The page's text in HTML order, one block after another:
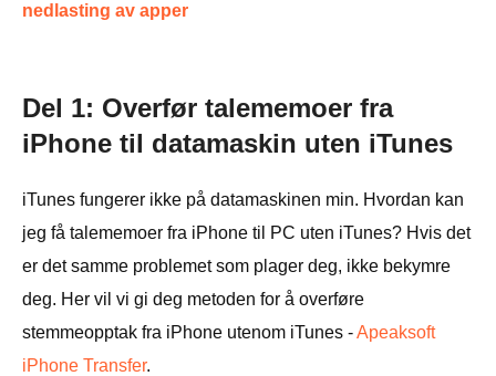
nedlasting av apper
Del 1: Overfør talememoer fra
iPhone til datamaskin uten iTunes
iTunes fungerer ikke på datamaskinen min. Hvordan kan
jeg få talememoer fra iPhone til PC uten iTunes? Hvis det
er det samme problemet som plager deg, ikke bekymre
deg. Her vil vi gi deg metoden for å overføre
stemmeopptak fra iPhone utenom iTunes -Apeaksoft
iPhone Transfer.